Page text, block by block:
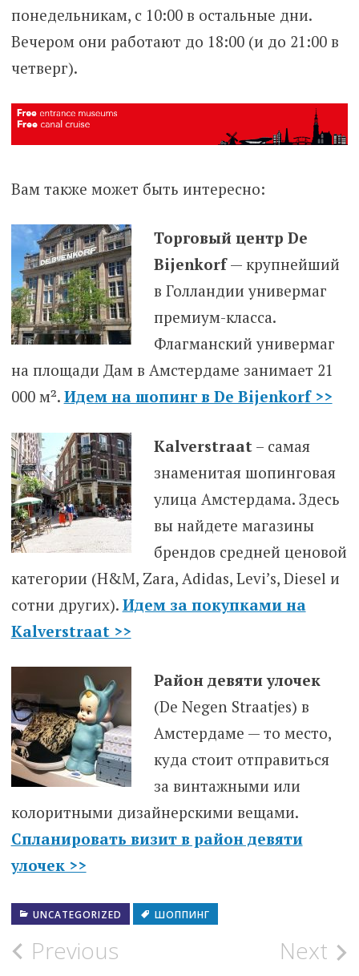
понедельникам, с 10:00 в остальные дни.
Вечером они работают до 18:00 (и до 21:00 в
четверг).
Вам также может быть интересно:
Торговый центр De
Bijenkorf— крупнейший
в Голландии универмаг
премиум-класса.
Флагманский универмаг
на площади Дам в Амстердаме занимает 21
000 м². Идем на шопинг в De Bijenkorf >>
Kalverstraat – самая
знаменитая шопинговая
улица Амстердама. Здесь
вы найдете магазины
брендов средней ценовой
категории (H&M, Zara, Adidas, Levi’s, Diesel и
сотни других). Идем за покупками на
Kalverstraat >>
Район девяти улочек
(De Negen Straatjes) в
Амстердаме — то место,
куда стоит отправиться
за винтажными или
колоритными дизайнерскими вещами.
Спланировать визит в район девяти
улочек >>
UNCATEGORIZED ШОППИНГ
Post
Previous Next